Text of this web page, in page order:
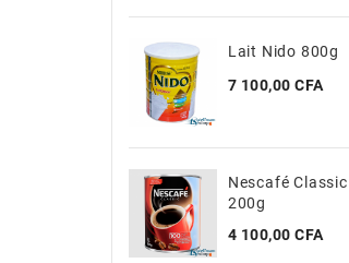
Lait Nido 800g
Prix
7 100,00 CFA
Nescafé Classic
200g
Prix
4 100,00 CFA